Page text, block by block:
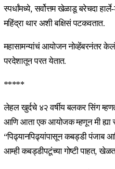
स्पर्धांमध्ये, सर्वोत्तम खेळाडू बरेचदा
महिंद्रा थार अशी बक्षिसं पटकवतात.
महासामन्यांचं आयोजन नोव्हेंबरनंतर
परदेशातून परत येतात.
*****
लेहल खुर्दचे ४२ वर्षीय बलकर सिंग
आणि आता एक आयोजक म्हणून मी ह्या
“पिढ्यानपिढ्यांपासून कबड्डी
आम्ही कबड्डीपटूंच्या गोष्टी पाहत,